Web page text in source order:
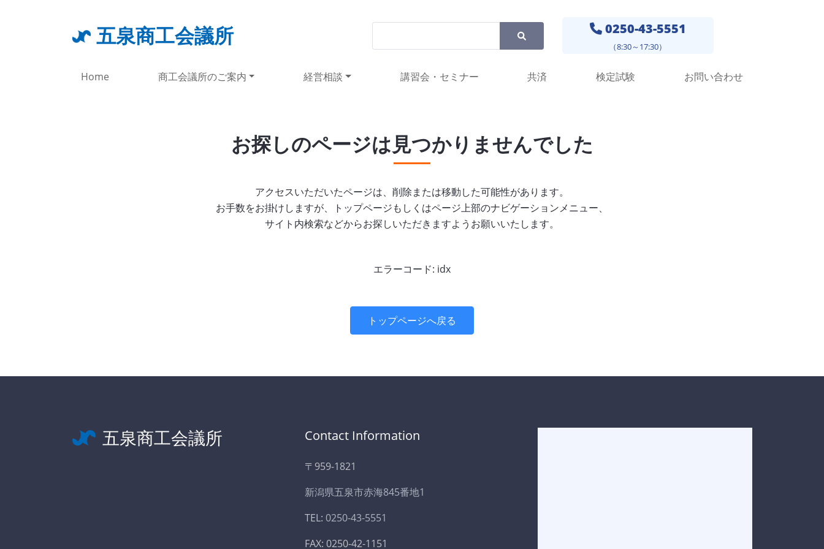
五泉商工会議所 0250-43-5551
（8:30～17:30）
Home 商工会議所のご案内 経営相談 講習会・セミナー 共済 検定試験 お問い合わせ
お探しのページは見つかりませんでした
アクセスいただいたページは、削除または移動した可能性があります。
お手数をお掛けしますが、トップページもしくはページ上部のナビゲーションメニュー、
サイト内検索などからお探しいただきますようお願いいたします。
エラーコード: idx
トップページへ戻る
五泉商工会議所 Contact Information
〒959-1821
新潟県五泉市赤海845番地1
TEL: 0250-43-5551
FAX: 0250-42-1151